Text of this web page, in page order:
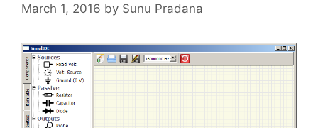
March 1, 2016 by Sunu Pradana